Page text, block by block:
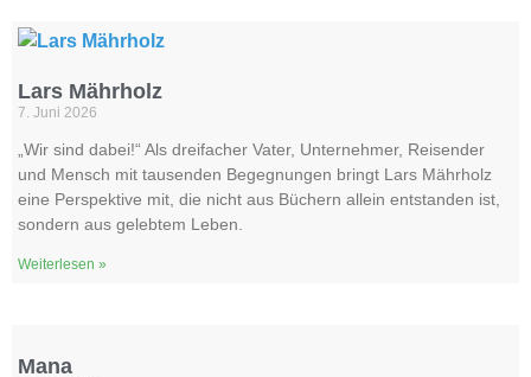
Lars Mährholz
7. Juni 2026
„Wir sind dabei!“ Als dreifacher Vater, Unternehmer, Reisender
und Mensch mit tausenden Begegnungen bringt Lars Mährholz
eine Perspektive mit, die nicht aus Büchern allein entstanden ist,
sondern aus gelebtem Leben.
Weiterlesen »
Mana